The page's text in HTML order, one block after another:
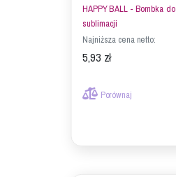
HAPPY BALL - Bombka do
sublimacji
Najniższa cena netto:
5,93 zł
Porównaj